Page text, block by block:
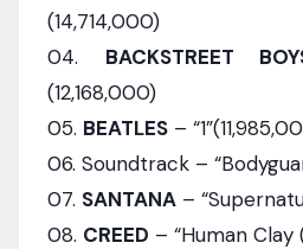
(14,714,000)
04. BACKSTREET
(12,168,000)
05. BEATLES –
06. Soundtrack –
07. SANTANA –
08. CREED – “Human Clay